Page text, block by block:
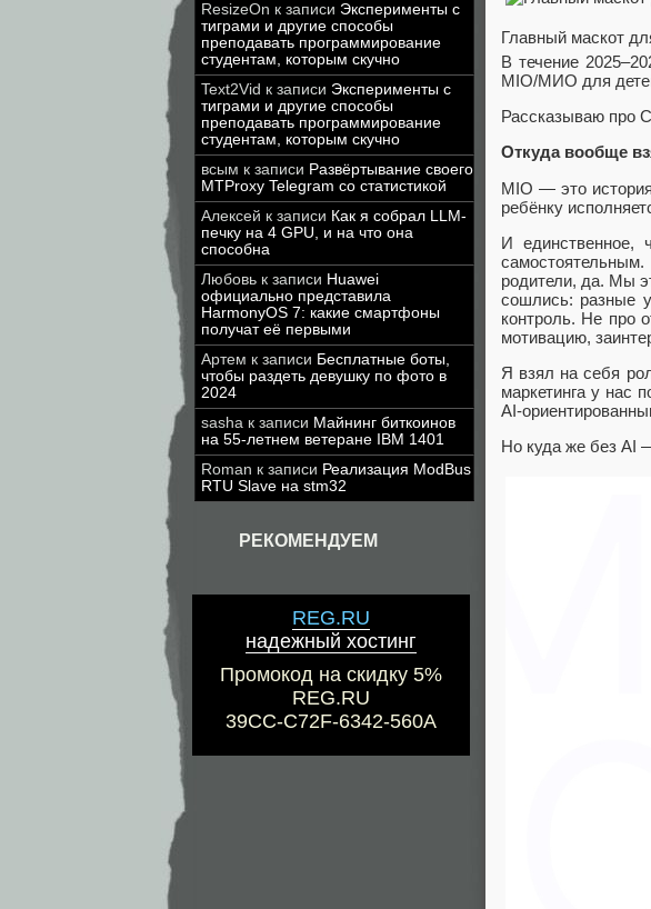
ResizeOn к записи Эксперименты с
тиграми и другие способы
преподавать программирование
студентам, которым скучно
Text2Vid к записи Эксперименты с
тиграми и другие способы
преподавать программирование
студентам, которым скучно
всым к записи Развёртывание своего
MTProxy Telegram со статистикой
Алексей к записи Как я собрал LLM-
печку на 4 GPU, и на что она
способна
Любовь к записи Huawei
официально представила
HarmonyOS 7: какие смартфоны
получат её первыми
Артем к записи Бесплатные боты,
чтобы раздеть девушку по фото в
2024
sasha к записи Майнинг биткоинов
на 55-летнем ветеране IBM 1401
Roman к записи Реализация ModBus
RTU Slave на stm32
РЕКОМЕНДУЕМ
REG.RU
надежный хостинг
Промокод на скидку 5%
REG.RU
39CC-C72F-6342-560A
Главный маскот
В течение
MIO/МИО для
Рассказываю про
Откуда вообще
MIO — это
ребёнку
И единственное,
родители, да. Мы
сошлись: разные
контроль. Не про
мотивацию,
Я взял на себя
маркетинга у нас
AI-
Но куда же без AI